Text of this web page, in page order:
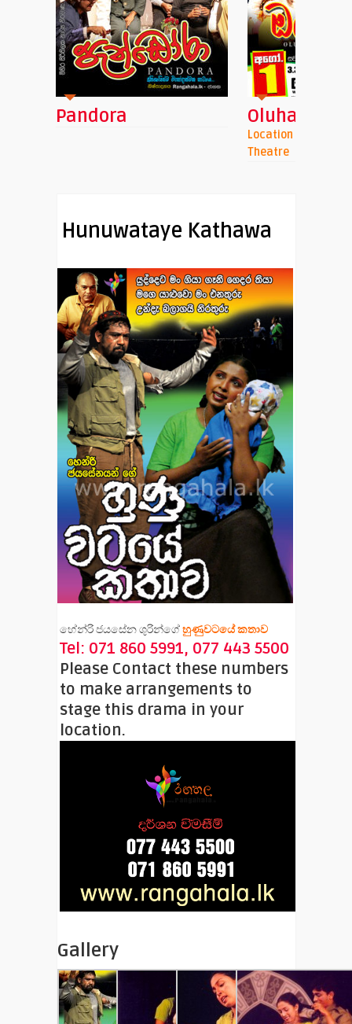
Pandora Oluhaluwo
Location : Namel
Theatre
Hunuwataye Kathawa
හේන්රි ජයසේන ශුරින්ගේහුණුවටයේ කතාව
Tel: 071 860 5991, 077 443 5500
Please Contact these numbers
to make arrangements to
stage this drama in your
location.
Gallery